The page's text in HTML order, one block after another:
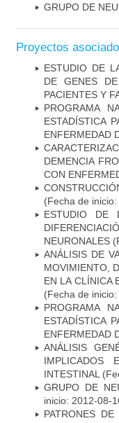
GRUPO DE
Proyectos
ESTUDIO DE
DE GENES
PACIENTES Y
PROGRAMA
ESTADÍSTICA
ENFERMEDAD
DEMENCIA
CON
(Fecha de
ESTUDIO DE
NEURONALES
ANÁLISIS DE
MOVIMIENTO,
EN LA CLÍNICA
(Fecha de
PROGRAMA
ESTADÍSTICA
ENFERMEDAD
ANÁLISIS
IMPLICADOS
INTESTINAL
GRUPO DE
inicio: 2012-08-
PATRONES